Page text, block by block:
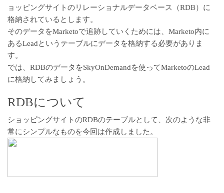
ョッピングサイトのリレーショナルデータベース（RDB）に
格納されているとします。
そのデータをMarketoで追跡していくためには、Marketo内に
あるLeadというテーブルにデータを格納する必要がありま
す。
では、RDBのデータをSkyOnDemandを使ってMarketoのLead
に格納してみましょう。
RDBについて
ショッピングサイトのRDBのテーブルとして、次のような非
常にシンプルなものを今回は作成しました。